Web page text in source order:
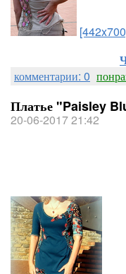
комментарии: 0
Платье "Paisley
20-06-2017 21:42